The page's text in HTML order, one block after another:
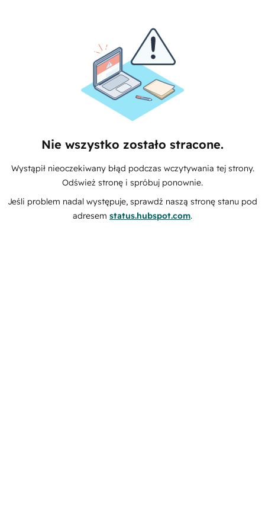
Nie wszystko zostało stracone.
Wystąpił nieoczekiwany błąd podczas wczytywania tej strony.
Odśwież stronę i spróbuj ponownie.
Jeśli problem nadal występuje, sprawdź naszą stronę stanu pod
adresem status.hubspot.com.